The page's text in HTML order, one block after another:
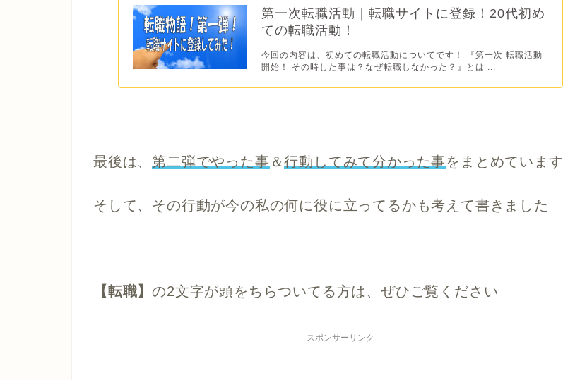
第一次転職活動｜転職サイトに登録！20代初め
ての転職活動！
今回の内容は、初めての転職活動についてです！ 『第一次 転職活動
開始！ その時した事は？なぜ転職しなかった？』とは ...
最後は、第二弾でやった事 ＆行動してみて分かった事をまとめています
そして、その行動が今の私の何に役に立ってるかも考えて書きました
【転職】の2文字が頭をちらついてる方は、ぜひご覧ください
スポンサーリンク